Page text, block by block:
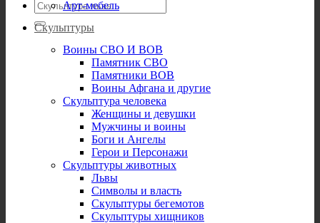
Искать:Арт-мебель
Скульптуры
Воины СВО И ВОВ
Памятник СВО
Памятники ВОВ
Воины Афгана и другие
Скульптура человека
Женщины и девушки
Мужчины и воины
Боги и Ангелы
Герои и Персонажи
Скульптуры животных
Львы
Символы и власть
Скульптуры бегемотов
Скульптуры хищников